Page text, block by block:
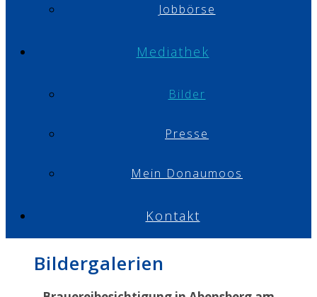
Jobbörse
Mediathek
Bilder
Presse
Mein Donaumoos
Kontakt
Bildergalerien